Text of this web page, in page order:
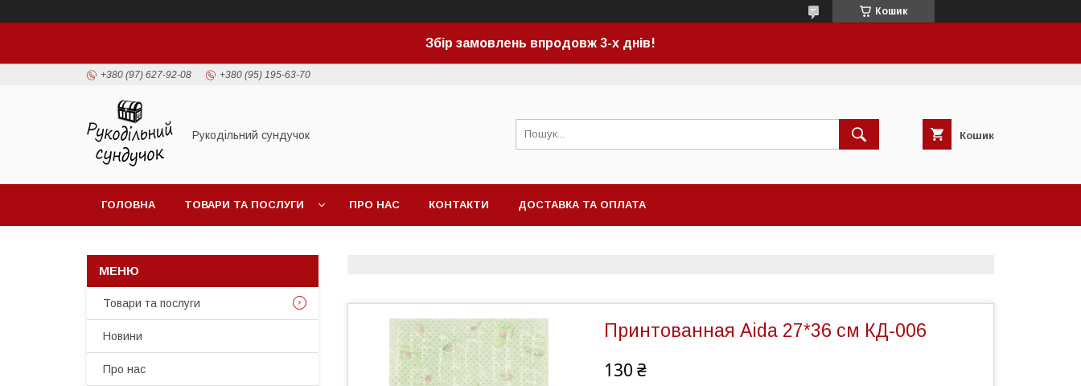
Кошик
Збір замовлень впродовж 3-х днів!
+380 (97) 627-92-08 +380 (95) 195-63-70
Рукодільний сундучок Кошик
ГОЛОВНА ТОВАРИ ТА ПОСЛУГИ ПРО НАС КОНТАКТИ ДОСТАВКА ТА ОПЛАТА
Принтованная Aida 27*36 см КД-006
130 ₴
Товари та послуги
Новини
Про нас